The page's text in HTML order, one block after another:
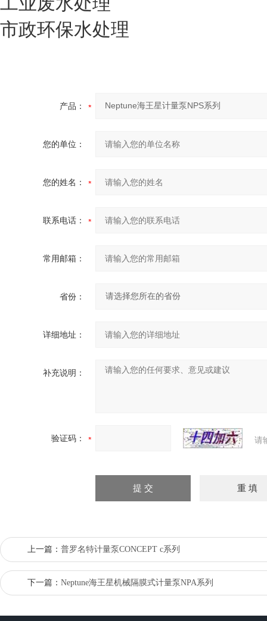
市政环保水处理
产品：
您的单位：
您的姓名：
联系电话：
常用邮箱：
省份：
详细地址：
补充说明：
验证码： 请
上一篇： 普罗名特计量泵CONCEPT c系列
下一篇： Neptune海王星机械隔膜式计量泵NPA系列